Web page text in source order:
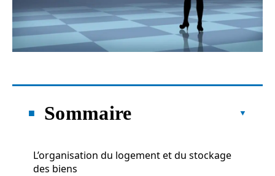
Sommaire
L’organisation du logement et du stockage
des biens